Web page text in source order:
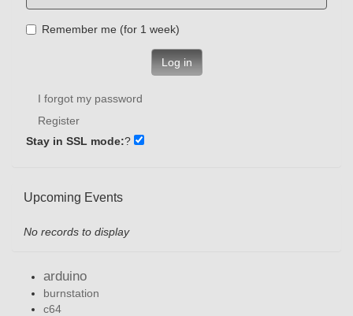
Remember me (for 1 week)
Log in
I forgot my password
Register
Stay in SSL mode:?
Upcoming Events
No records to display
arduino
burnstation
c64